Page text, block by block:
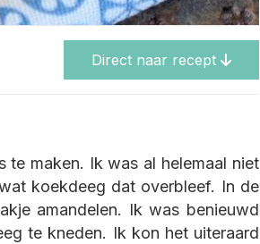
Direct naar recept
te maken. Ik was al helemaal niet
koekdeeg dat overbleef. In de
amandelen. Ik was benieuwd
te kneden. Ik kon het uiteraard